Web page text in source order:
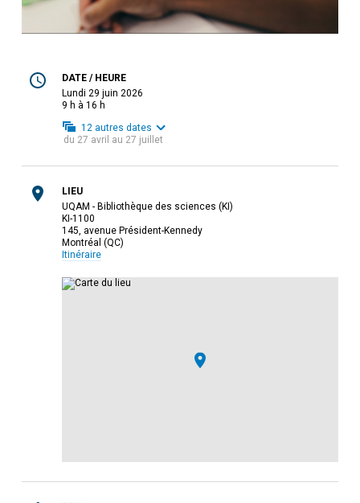
DATE / HEURE
lundi 29 juin 2026
9 h à 16 h
12 autres dates
du 27 avril au 27 juillet
LIEU
UQAM - Bibliothèque des sciences (KI)
KI-1100
145, avenue Président-Kennedy
Montréal (QC)
Itinéraire